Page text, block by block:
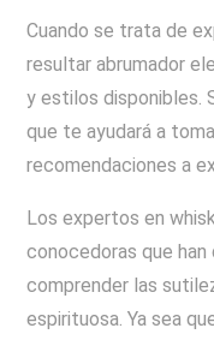
Cuando se trata de
resultar abrumador
y estilos disponibles.
que te ayudará a
recomendaciones a
Los expertos en
conocedoras que
comprender las
espirituosa. Ya sea